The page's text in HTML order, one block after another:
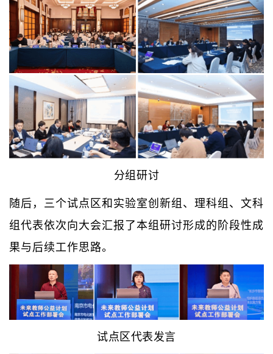
分组研讨
随后，三个试点区和实验室创新组、理科组、文科
组代表依次向大会汇报了本组研讨形成的阶段性成
果与后续工作思路。
试点区代表发言